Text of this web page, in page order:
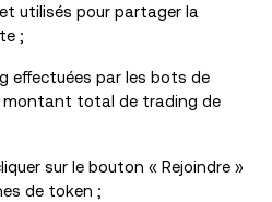
utilisés pour partager la
;
effectuées par les bots de
montant total de trading de
sur le bouton « Rejoindre »
de token ;